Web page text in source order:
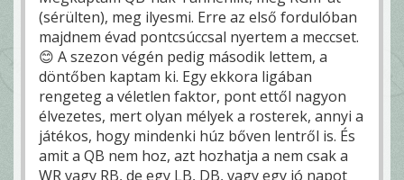
(sérülten), meg ilyesmi. Erre az első fordulóban
majdnem évad pontcsúccsal nyertem a meccset.
😊 A szezon végén pedig második lettem, a
döntőben kaptam ki. Egy ekkora ligában
rengeteg a véletlen faktor, pont ettől nagyon
élvezetes, mert olyan mélyek a rosterek, annyi a
játékos, hogy mindenki húz bőven lentről is. És
amit a QB nem hoz, azt hozhatja a nem csak a
WR vagy RB, de egy LB, DB, vagy egy jó napot